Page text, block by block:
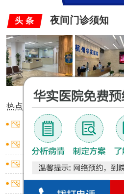
头 条 夜间门诊须知
热点
推荐
男性包皮有白色小点
男性包皮口出血是什么原因
男性包皮红肿小窍门
男性包皮过长有啥影响